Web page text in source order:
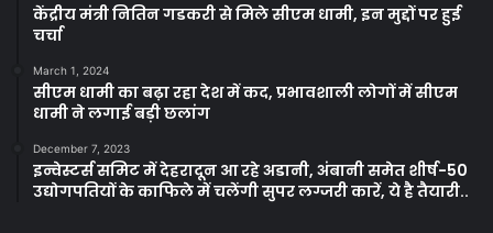
केंद्रीय मंत्री नितिन गडकरी से मिले सीएम धामी, इन मुद्दों पर हुई
चर्चा
March 1, 2024
सीएम धामी का बढ़ा रहा देश में कद, प्रभावशाली लोगों में सीएम
धामी ने लगाई बड़ी छलांग
December 7, 2023
इन्वेस्टर्स समिट में देहरादून आ रहे अडानी, अंबानी समेत शीर्ष-50
उद्योगपतियों के काफिले में चलेंगी सुपर लग्जरी कारें, ये है तैयारी..